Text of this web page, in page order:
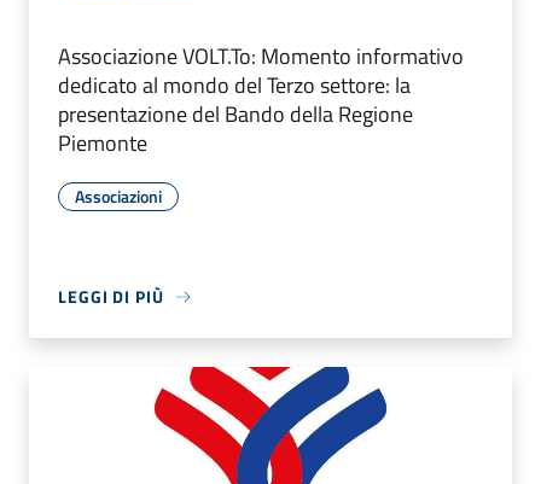
Associazione VOLT.To: Momento informativo
dedicato al mondo del Terzo settore: la
presentazione del Bando della Regione
Piemonte
Associazioni
LEGGI DI PIÙ